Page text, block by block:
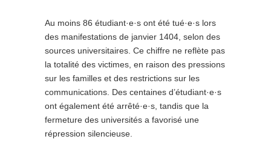
Au moins 86 étudiant·e·s ont été tué·e·s lors
des manifestations de janvier 1404, selon des
sources universitaires. Ce chiffre ne reflète pas
la totalité des victimes, en raison des pressions
sur les familles et des restrictions sur les
communications. Des centaines d’étudiant·e·s
ont également été arrêté·e·s, tandis que la
fermeture des universités a favorisé une
répression silencieuse.